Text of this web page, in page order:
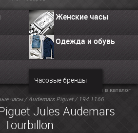
Женские часы
Одежда и обувь
Часовые бренды
часы/Audemars Piguet/ 194.1166
Jules Audemars
Tourbillon
Вернуться в каталог